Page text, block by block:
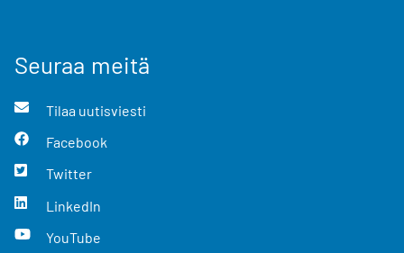
Seuraa meitä
Tilaa uutisviesti
Facebook
Twitter
LinkedIn
YouTube